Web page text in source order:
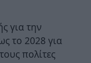
για την
το 2028 για
πολίτες